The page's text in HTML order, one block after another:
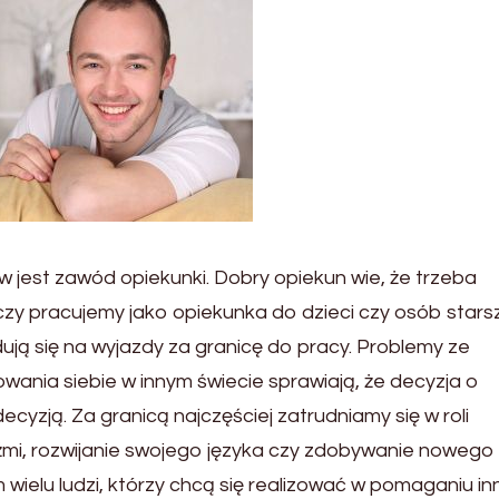
jest zawód opiekunki. Dobry opiekun wie, że trzeba
pracujemy jako opiekunka do dzieci czy osób
się na wyjazdy za granicę do pracy. Problemy ze
siebie w innym świecie sprawiają, że decyzja o
Za granicą najczęściej zatrudniamy się w roli
rozwijanie swojego języka czy zdobywanie nowego
ludzi, którzy chcą się realizować w pomaganiu